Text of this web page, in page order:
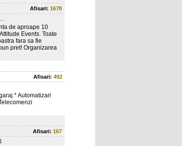
Afisari: 1678
de aproape 10
Events. Toate
fara sa fie
pret! Organizarea
Afisari: 492
* Automatizari
Afisari: 167